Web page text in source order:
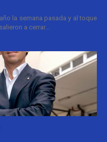
la semana pasada y al toque
a cerrar...